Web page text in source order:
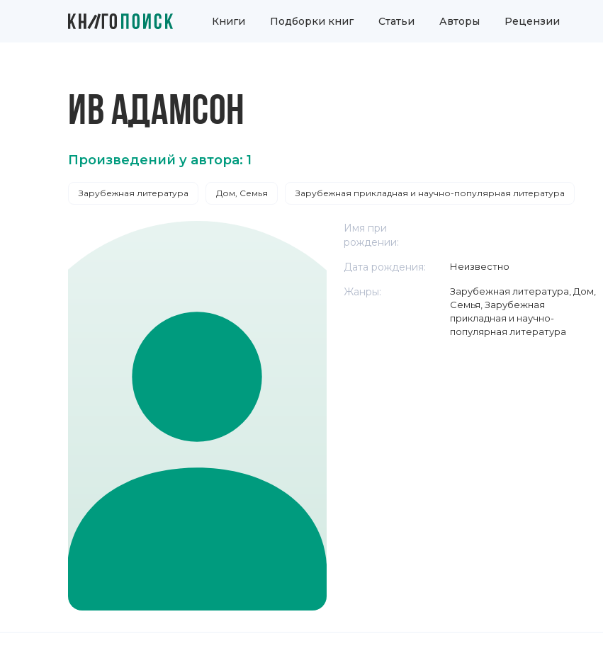
Книги Подборки книг Статьи Авторы Рецензии
ИВ АДАМСОН
Произведений у автора: 1
Зарубежная литература Дом, Семья Зарубежная прикладная и научно-популярная литература
Имя при
рождении:
Дата рождения:
Неизвестно
Жанры: Зарубежная литература Дом,
Семья Зарубежная
прикладная и научно-
популярная литература